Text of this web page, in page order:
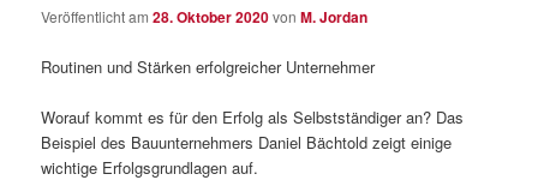
Veröffentlicht am28. Oktober 2020vonM. Jordan
Routinen und Stärken erfolgreicher Unternehmer
Worauf kommt es für den Erfolg als Selbstständiger an? Das
Beispiel des Bauunternehmers Daniel Bächtold zeigt einige
wichtige Erfolgsgrundlagen auf.